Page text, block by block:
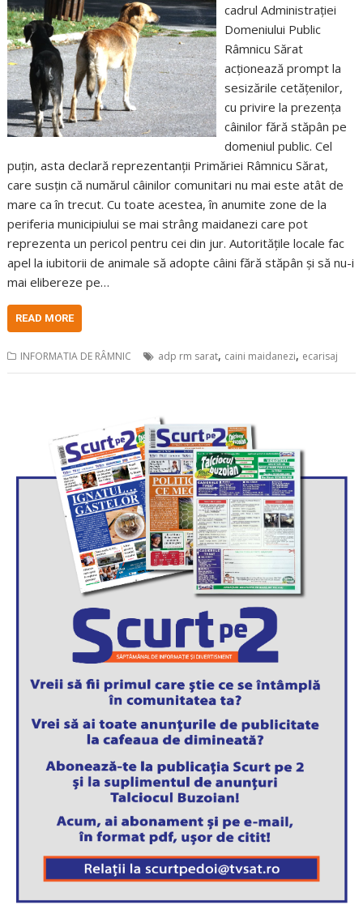
cadrul Administrației
Domeniului Public
Râmnicu Sărat
acționează prompt la
sesizările cetățenilor,
cu privire la prezența
câinilor fără stăpân pe
domeniul public. Cel
puțin, asta declară reprezentanții Primăriei Râmnicu Sărat,
care susțin că numărul câinilor comunitari nu mai este atât de
mare ca în trecut. Cu toate acestea, în anumite zone de la
periferia municipiului se mai strâng maidanezi care pot
reprezenta un pericol pentru cei din jur. Autoritățile locale fac
apel la iubitorii de animale să adopte câini fără stăpân și să nu-i
mai elibereze pe…
READ MORE
INFORMATIA DE RÂMNIC adp rm sarat, caini maidanezi, ecarisaj